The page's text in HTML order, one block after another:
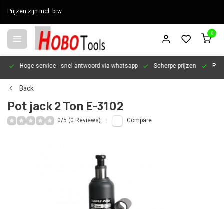
Prijzen zijn incl. btw
0
Hoge service- snel antwoord via whatsapp Scherpe prijzen
Back
Pot jack 2 Ton E-3102
0/5 (0 Reviews) Compare